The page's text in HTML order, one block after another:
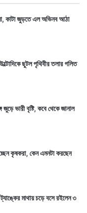
কাটা জুড়তে এল অভিনব আঠা
ছুটল পৃথিবীর তলার গলিত
জুড়ে ভারী বৃষ্টি, কবে থেকে জানাল
কৃষকরা, কেন এমনটা করছেন
মাথায় চড়ে বসে রইলেন ৩